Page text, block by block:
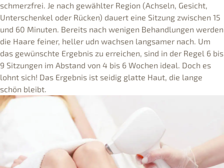
schmerzfrei. Je nach gewählter Region (Achseln, Gesicht,
Unterschenkel oder Rücken) dauert eine Sitzung zwischen 15
und 60 Minuten. Bereits nach wenigen Behandlungen werden
die Haare feiner, heller udn wachsen langsamer nach. Um
das gewünschte Ergebnis zu erreichen, sind in der Regel 6 bis
9 Sitzungen im Abstand von 4 bis 6 Wochen ideal. Doch es
lohnt sich! Das Ergebnis ist seidig glatte Haut, die lange
schön bleibt.